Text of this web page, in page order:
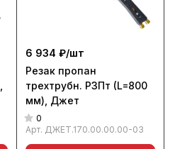
6 934 ₽/шт
Резак пропан
трехтрубн. Р3Пт (L=800
мм), Джет
0
Арт. ДЖЕТ.170.00.00.00-03